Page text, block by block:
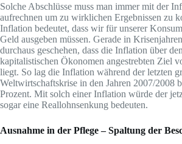
Solche Abschlüsse muss man immer mit der
aufrechnen um zu wirklichen Ergebnissen zu
Inflation bedeutet, dass wir für unserer
Geld ausgeben müssen. Gerade in
durchaus geschehen, dass die Inflation über
kapitalistischen Ökonomen angestrebten Ziel
liegt. So lag die Inflation während der letzten
Weltwirtschaftskrise in den Jahren 2007/2008
Prozent. Mit solch einer Inflation würde der
sogar eine Reallohnsenkung bedeuten.
Ausnahme in der Pflege – Spaltung der